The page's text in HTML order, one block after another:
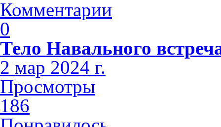
Комментарии
0
Тело Навального
2 мар 2024 г.
Просмотры
186